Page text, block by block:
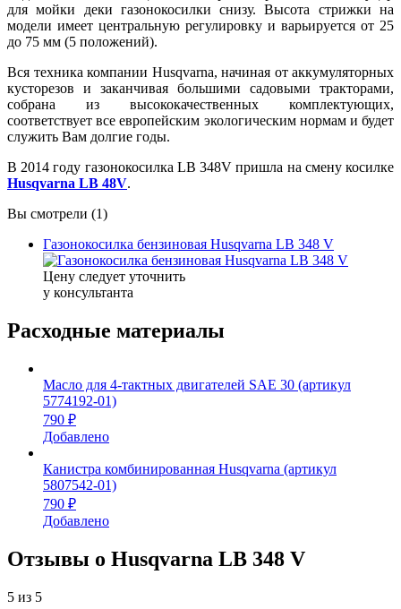
для мойки деки газонокосилки снизу. Высота стрижки на
модели имеет центральную регулировку и варьируется от 25
до 75 мм (5 положений).
Вся техника компании Husqvarna, начиная от аккумуляторных
кусторезов и заканчивая большими садовыми тракторами,
собрана из высококачественных комплектующих,
соответствует все европейским экологическим нормам и будет
служить Вам долгие годы.
В 2014 году газонокосилка LB 348V пришла на смену косилке
Husqvarna LB 48V.
Вы смотрели (1)
Газонокосилка бензиновая Husqvarna LB 348 V
Цену следует уточнить
у консультанта
Расходные материалы
Масло для 4-тактных двигателей SAE 30 (артикул
5774192-01)
790 ₽
Добавлено
Канистра комбинированная Husqvarna (артикул
5807542-01)
790 ₽
Добавлено
Отзывы о Husqvarna LB 348 V
5 из 5